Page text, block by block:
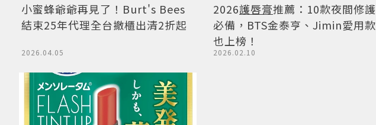
小蜜蜂爺爺再見了！Burt's Bees
結束25年代理全台撤櫃出清2折起
2026.04.05
2026護唇膏推薦：10款夜間修護
必備，BTS金泰亨、Jimin愛用款
也上榜！
2026.02.10